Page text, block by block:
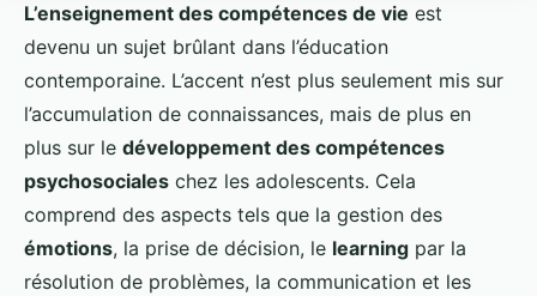
L’enseignement des compétences de vie est
devenu un sujet brûlant dans l’éducation
contemporaine. L’accent n’est plus seulement mis sur
l’accumulation de connaissances, mais de plus en
plus sur le développement des compétences
psychosociales chez les adolescents. Cela
comprend des aspects tels que la gestion des
émotions, la prise de décision, le learning par la
résolution de problèmes, la communication et les